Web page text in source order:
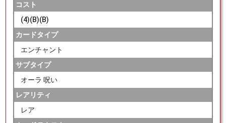
コスト
(4)(B)(B)
カードタイプ
エンチャント
サブタイプ
オーラ 呪い
レアリティ
レア